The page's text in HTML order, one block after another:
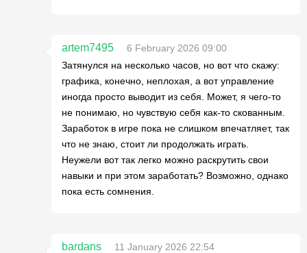
artem7495
6 February 2026 09:00
Затянулся на несколько часов, но вот что скажу:
графика, конечно, неплохая, а вот управление
иногда просто выводит из себя. Может, я чего-то
не понимаю, но чувствую себя как-то скованным.
Заработок в игре пока не слишком впечатляет, так
что не знаю, стоит ли продолжать играть.
Неужели вот так легко можно раскрутить свои
навыки и при этом заработать? Возможно, однако
пока есть сомнения.
bardans
11 January 2026 22:54